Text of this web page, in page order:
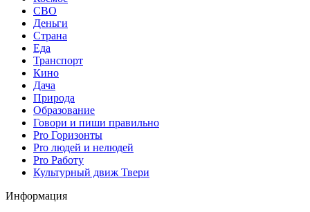
СВО
Деньги
Страна
Еда
Транспорт
Кино
Дача
Природа
Образование
Говори и пиши правильно
Pro Горизонты
Pro людей и нелюдей
Pro Работу
Культурный движ Твери
Информация